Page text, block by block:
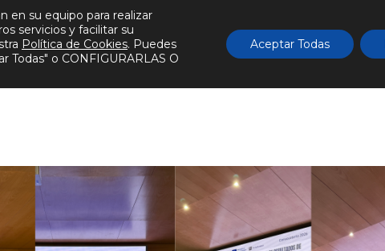
Actualidad Publicaciones
en su equipo para realizar
servicios y facilitar su
Política de Cookies. Puedes
Todas" o CONFIGURARLAS O
Aceptar Todas